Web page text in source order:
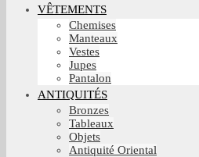
VÊTEMENTS
Chemises
Manteaux
Vestes
Jupes
Pantalon
ANTIQUITÉS
Bronzes
Tableaux
Objets
Antiquité Oriental